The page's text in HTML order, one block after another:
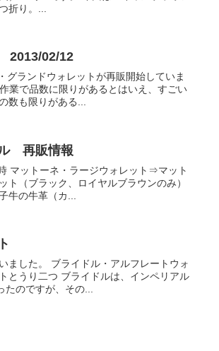
折り。...
2013/02/12
ランドウォレットが再販開始していま
業で品数に限りがあるとはいえ、すごい
数も限りがある...
再販情報
マットーネ・ラージウォレット⇒マット
（ブラック、ロイヤルブラウンのみ）
牛の牛革（カ...
ました。 ブライドル・アルフレートウォ
とうり二つ ブライドルは、インペリアル
たのですが、その...